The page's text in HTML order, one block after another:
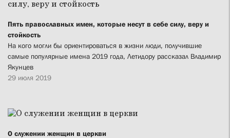
Пять православных имен, которые несут в себе силу, веру и
стойкость
На кого могли бы ориентироваться в жизни люди, получившие
самые популярные имена 2019 года, Летидору рассказал Владимир
Якунцев
29 июля 2019
О служении женщин в церкви